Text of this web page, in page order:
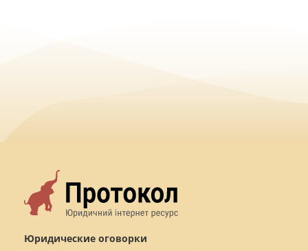
Юридические оговорки